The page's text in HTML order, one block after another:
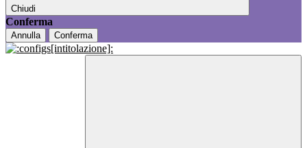
Chiudi
Conferma
Annulla Conferma